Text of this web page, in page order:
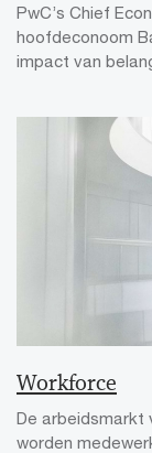
PwC’s Chief
hoofdeconoom
impact van
Workforce
De arbeidsmarkt
worden